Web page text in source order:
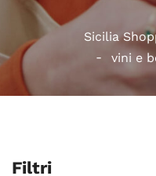
Sicilia
vini e
Filtri